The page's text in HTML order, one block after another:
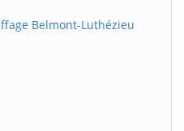
Belmont-Luthézieu